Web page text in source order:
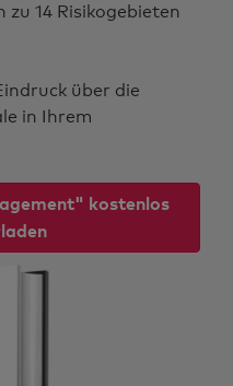
zu 14 Risikogebieten
über die
in Ihrem
kostenlos